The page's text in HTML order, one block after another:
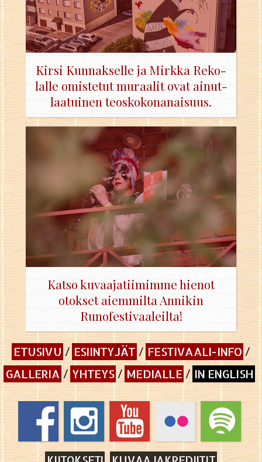
Kirsi Kun­nak­sel­le ja Mirk­ka Re­ko­
lal­le omis­te­tut mu­raa­lit ovat ai­nut­
laa­tui­nen teos­ko­ko­na­nai­suus.
Katso kuvaajatiimimme hienot
otokset aiemmilta Annikin
Runofestivaaleilta!
ETUSIVU ESIINTYJÄT
FESTIVAALI-INFO
GALLERIA
YHTEYS MEDIALLE IN ENGLISH